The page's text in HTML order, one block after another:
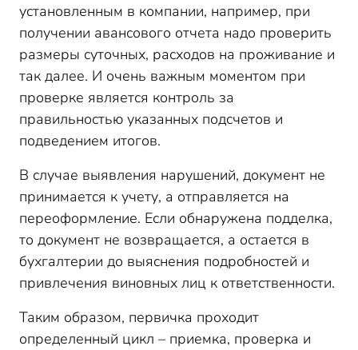
установленным в компании, например, при
получении авансового отчета надо проверить
размеры суточных, расходов на проживание и
так далее. И очень важным моментом при
проверке является контроль за
правильностью указанных подсчетов и
подведением итогов.
В случае выявления нарушений, документ не
принимается к учету, а отправляется на
переоформление. Если обнаружена подделка,
то документ не возвращается, а остается в
бухгалтерии до выяснения подробностей и
привлечения виновных лиц к ответственности.
Таким образом, первичка проходит
определенный цикл – приемка, проверка и